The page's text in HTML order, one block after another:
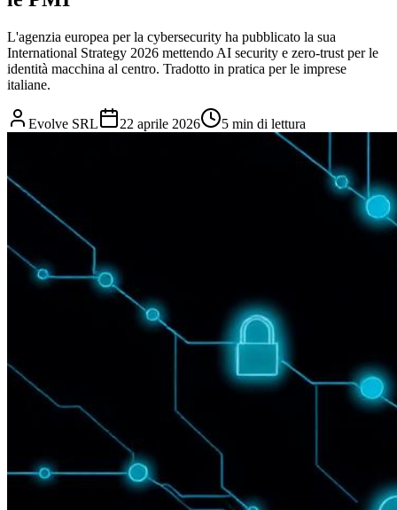
L'agenzia europea per la cybersecurity ha pubblicato la sua
International Strategy 2026 mettendo AI security e zero-trust per le
identità macchina al centro. Tradotto in pratica per le imprese
italiane.
Evolve SRL 22 aprile 2026 5 min di lettura